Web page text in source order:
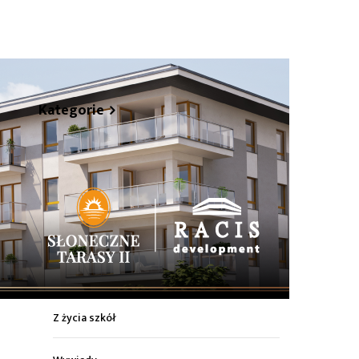
Kategorie
Z życia miasta
Sport
Kultura
Wiadomości z regionu
Z życia szkół